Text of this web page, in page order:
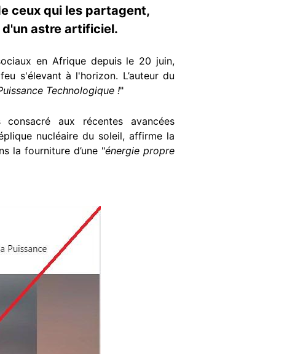
ceux qui les partagent,
d'un astre artificiel.
en Afrique depuis le 20 juin,
s'élevant à l'horizon. L’auteur du
Technologique !"
aux récentes avancées
nucléaire du soleil, affirme la
la fourniture d’une "énergie propre